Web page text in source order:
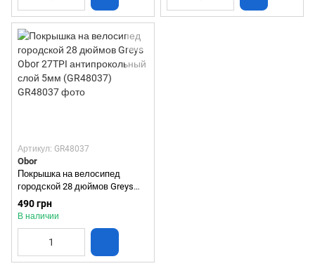
Артикул: GR48037
Obor
Покрышка на велосипед
городской 28 дюймов Greys
Obor 27TPI антипрокольный
слой 5мм (GR48037)
490 грн
В наличии